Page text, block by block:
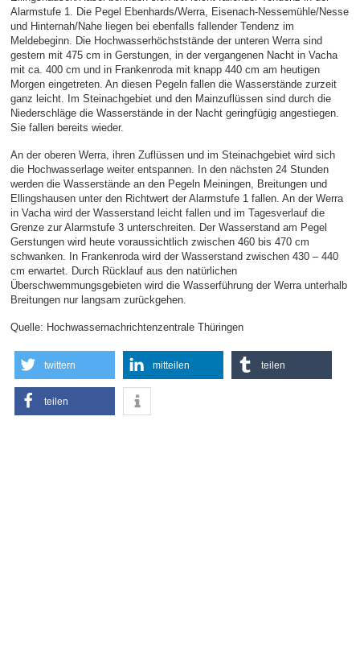
Alarmstufe 1. Die Pegel Ebenhards/Werra, Eisenach-Nessemühle/Nesse
und Hinternah/Nahe liegen bei ebenfalls fallender Tendenz im
Meldebeginn. Die Hochwasserhöchststände der unteren Werra sind
gestern mit 475 cm in Gerstungen, in der vergangenen Nacht in Vacha
mit ca. 400 cm und in Frankenroda mit knapp 440 cm am heutigen
Morgen eingetreten. An diesen Pegeln fallen die Wasserstände zurzeit
ganz leicht. Im Steinachgebiet und den Mainzuflüssen sind durch die
Niederschläge die Wasserstände in der Nacht geringfügig angestiegen.
Sie fallen bereits wieder.
An der oberen Werra, ihren Zuflüssen und im Steinachgebiet wird sich
die Hochwasserlage weiter entspannen. In den nächsten 24 Stunden
werden die Wasserstände an den Pegeln Meiningen, Breitungen und
Ellingshausen unter den Richtwert der Alarmstufe 1 fallen. An der Werra
in Vacha wird der Wasserstand leicht fallen und im Tagesverlauf die
Grenze zur Alarmstufe 3 unterschreiten. Der Wasserstand am Pegel
Gerstungen wird heute voraussichtlich zwischen 460 bis 470 cm
schwanken. In Frankenroda wird der Wasserstand zwischen 430 – 440
cm erwartet. Durch Rücklauf aus den natürlichen
Überschwemmungsgebieten wird die Wasserführung der Werra unterhalb
Breitungen nur langsam zurückgehen.
Quelle: Hochwassernachrichtenzentrale Thüringen
twittern mitteilen teilen
teilen